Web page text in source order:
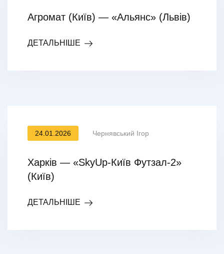
Агромат (Київ) — «Альянс» (Львів)
ДЕТАЛЬНІШЕ
24.01.2026 Чернявський Ігор
Харків — «SkyUp-Київ Футзал-2»
(Київ)
ДЕТАЛЬНІШЕ